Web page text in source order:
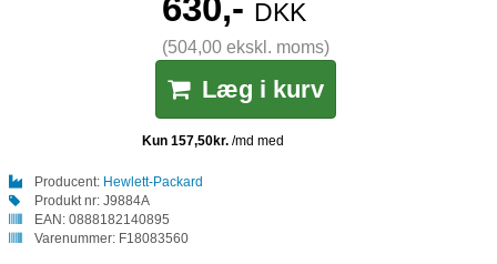
630,- DKK
(504,00 ekskl. moms)
Læg i kurv
Producent: Hewlett-Packard
Produkt nr: J9884A
EAN: 0888182140895
Varenummer: F18083560